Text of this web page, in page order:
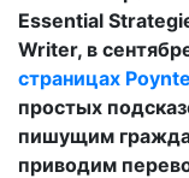
Essential
Writer, в
страницах
простых
пишущим
приводим